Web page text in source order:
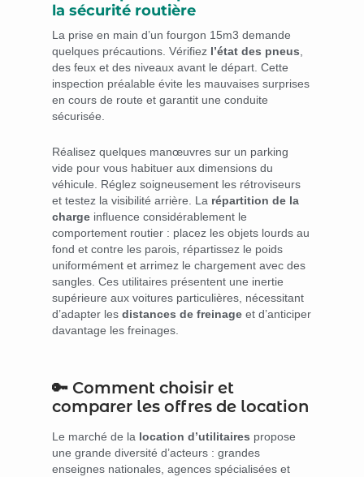
la sécurité routière
La prise en main d’un fourgon 15m3 demande
quelques précautions. Vérifiez l’état des pneus
des feux et des niveaux avant le départ. Cette
inspection préalable évite les mauvaises surprises
en cours de route et garantit une conduite
sécurisée.
Réalisez quelques manœuvres sur un parking
vide pour vous habituer aux dimensions du
véhicule. Réglez soigneusement les rétroviseurs
et testez la visibilité arrière. La répartition de la
charge influence considérablement le
comportement routier : placez les objets lourds au
fond et contre les parois, répartissez le poids
uniformément et arrimez le chargement avec des
sangles. Ces utilitaires présentent une inertie
supérieure aux voitures particulières, nécessitant
d’adapter les distances de freinage et d’anticiper
davantage les freinages.
🔑 Comment choisir et
comparer les offres de location
Le marché de la location d’utilitaires propose
une grande diversité d’acteurs : grandes
enseignes nationales, agences spécialisées et